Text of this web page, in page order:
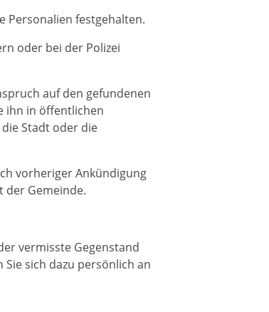
Personalien festgehalten.
oder bei der Polizei
auf den gefundenen
ihn in öffentlichen
Stadt oder die
vorheriger Ankündigung
der Gemeinde.
vermisste Gegenstand
sich dazu persönlich an